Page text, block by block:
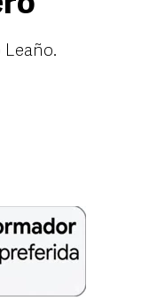
Leaño.